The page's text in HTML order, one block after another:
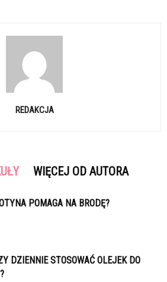
REDAKCJA
WIĘCEJ OD AUTORA
POMAGA NA BRODĘ?
DZIENNIE STOSOWAĆ OLEJEK DO